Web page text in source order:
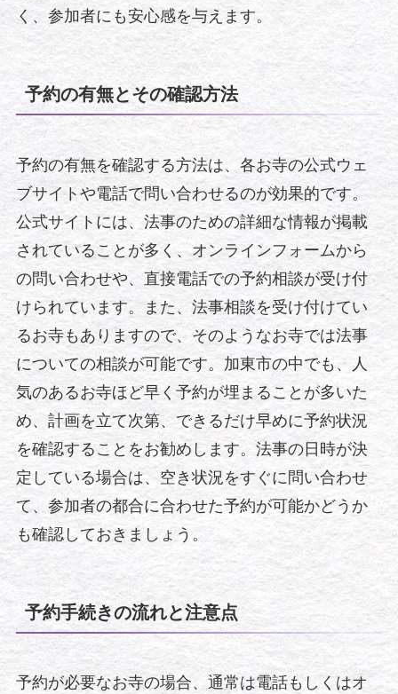
く、参加者にも安心感を与えます。
予約の有無とその確認方法
予約の有無を確認する方法は、各お寺の公式ウェ
ブサイトや電話で問い合わせるのが効果的です。
公式サイトには、法事のための詳細な情報が掲載
されていることが多く、オンラインフォームから
の問い合わせや、直接電話での予約相談が受け付
けられています。また、法事相談を受け付けてい
るお寺もありますので、そのようなお寺では法事
についての相談が可能です。加東市の中でも、人
気のあるお寺ほど早く予約が埋まることが多いた
め、計画を立て次第、できるだけ早めに予約状況
を確認することをお勧めします。法事の日時が決
定している場合は、空き状況をすぐに問い合わせ
て、参加者の都合に合わせた予約が可能かどうか
も確認しておきましょう。
予約手続きの流れと注意点
予約が必要なお寺の場合、通常は電話もしくはオ